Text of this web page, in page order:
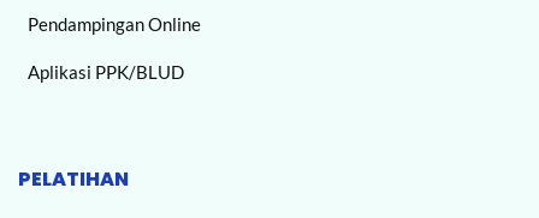
Pendampingan Online
Aplikasi PPK/BLUD
PELATIHAN